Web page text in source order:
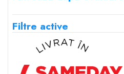
Filtre active